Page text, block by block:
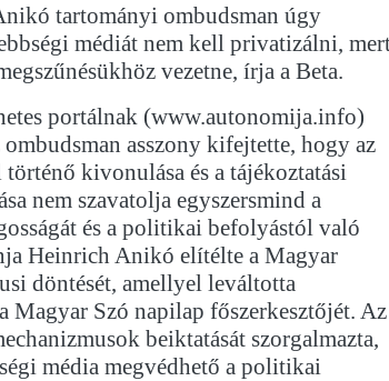
tartományi ombudsman úgy
médiát nem kell privatizálni,
vezetne, írja a Beta.
portálnak (www.autonomija.info)
asszony kifejtette, hogy az
kivonulása és a tájékoztatási
nem szavatolja egyszersmind a
és a politikai befolyástól való
Heinrich Anikó elítélte a Magyar
döntését, amellyel leváltotta
Magyar Szó napilap főszerkesztőjét. Az
beiktatását szorgalmazta,
média megvédhető a politikai